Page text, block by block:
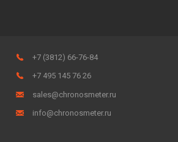
+7 (3812) 66-76-84
+7 495 145 76 26
sales@chronosmeter.ru
info@chronosmeter.ru